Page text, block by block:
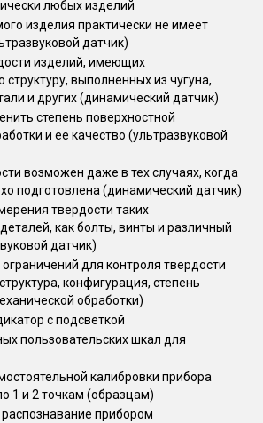
любых изделий
изделия практически не имеет
датчик)
изделий, имеющих
структуру, выполненных из чугуна,
и других (динамический датчик)
степень поверхностной
и ее качество (ультразвуковой
возможен даже в тех случаях, когда
подготовлена (динамический датчик)
твердости таких
как болты, винты и различный
датчик)
для контроля твердости
конфигурация, степень
обработки)
с подсветкой
пользовательских шкал для
калибровки прибора
1 и 2 точкам (образцам)
прибором